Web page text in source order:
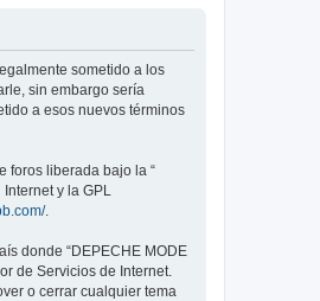
sometido a los
sin embargo sería
a esos nuevos términos
foros liberada bajo la “
y la GPL
.
donde “DEPECHE MODE
de Servicios de Internet.
o cerrar cualquier tema